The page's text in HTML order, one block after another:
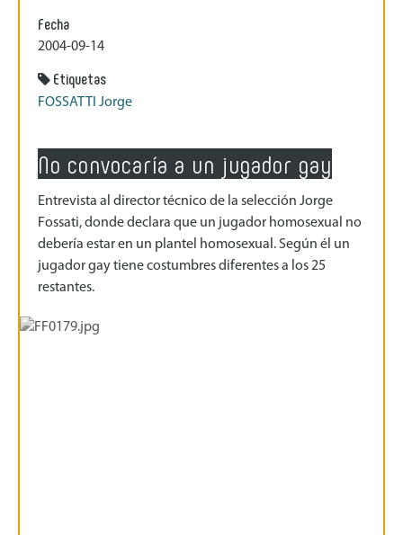
Fecha
2004-09-14
Etiquetas
FOSSATTI Jorge
No convocaría a un jugador gay
Entrevista al director técnico de la selección Jorge
Fossati, donde declara que un jugador homosexual no
debería estar en un plantel homosexual. Según él un
jugador gay tiene costumbres diferentes a los 25
restantes.